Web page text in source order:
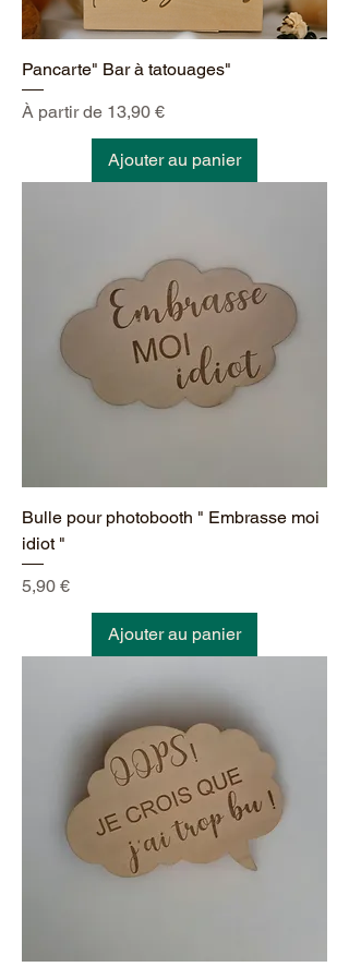
Pancarte" Bar à tatouages"
À partir de 13,90 €
Prix promotionnel
Ajouter au panier
Bulle pour photobooth " Embrasse moi
idiot "
Prix
5,90 €
Ajouter au panier